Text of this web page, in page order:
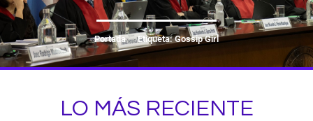
Portada Etiqueta: Gossip Girl
LO MÁS RECIENTE